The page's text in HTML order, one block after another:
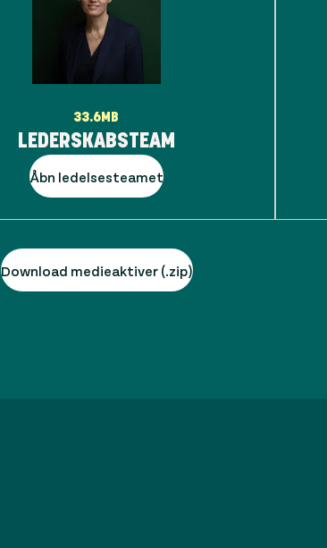
33.6MB
LEDERSKABSTEAM
Åbn ledelsesteamet
Download medieaktiver (.zip)